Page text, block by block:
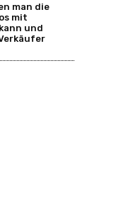
man die
mit
und